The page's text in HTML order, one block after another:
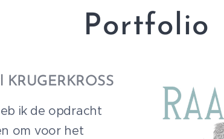
Portfolio
KRUGERKROSS
ik de opdracht
om voor het